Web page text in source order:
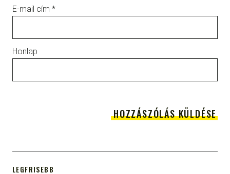
E-mail cím *
Honlap
LEGFRISEBB